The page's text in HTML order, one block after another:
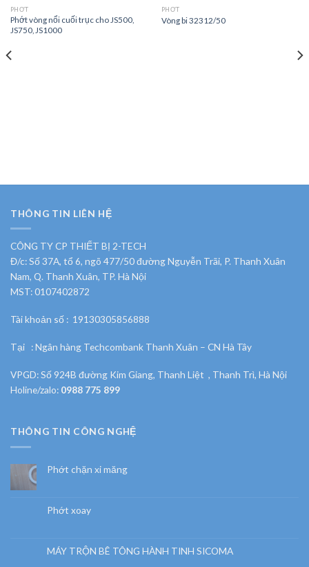
PHỚT
Phớt vòng nổi cuối trục cho JS500,
JS750, JS1000
PHỚT
Vòng bi 32312/50
THÔNG TIN LIÊN HỆ
CÔNG TY CP THIẾT BỊ 2-TECH
Đ/c: Số 37A, tổ 6, ngõ 477/50 đường Nguyễn Trãi, P. Thanh Xuân
Nam, Q. Thanh Xuân, TP. Hà Nội
MST: 0107402872
Tài khoản số : 19130305856888
Tại : Ngân hàng Techcombank Thanh Xuân – CN Hà Tây
VPGD: Số 924B đường Kim Giang, Thanh Liệt , Thanh Trì, Hà Nội
Holine/zalo: 0988 775 899
THÔNG TIN CÔNG NGHỆ
Phớt chặn xi măng
Phớt xoay
MÁY TRỘN BÊ TÔNG HÀNH TINH SICOMA